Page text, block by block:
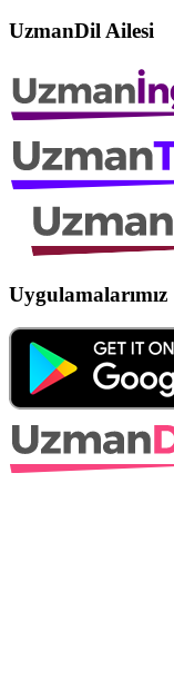
UzmanDil Ailesi
Uygulamalarımız